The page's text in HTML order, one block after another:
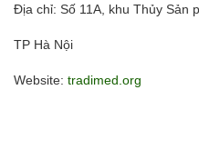
Địa chỉ: Số 11A, khu Thủy Sản
TP Hà Nội
Website: tradimed.org